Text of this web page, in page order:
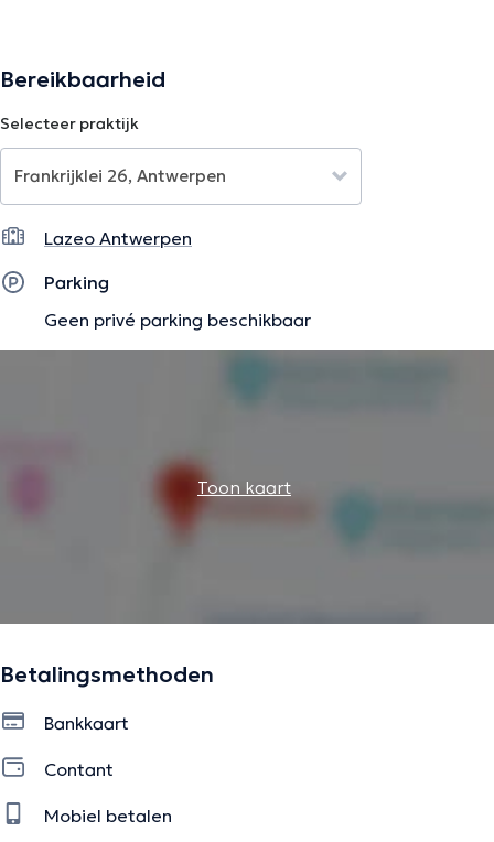
aspect bij hem terecht. Zijn zorgvuldige aanpak zorgt
Consultaties zijn uitsluitend op afspraak, in een warme en
professionele omgeving.
Le Dr Sander Van Bouwel est un médecin esthétique
passionné par la restauration et la valorisation de la
beauté naturelle.
Son approche minutieuse garantit des résultats subtils et
De beschrijving werd aangepast door het Doctoranytime team, gebaseerd
Bereikbaarheid
Selecteer praktijk
Lazeo Antwerpen
Parking
Geen privé parking beschikbaar
Toon kaart
Betalingsmethoden
Bankkaart
Contant
Mobiel betalen